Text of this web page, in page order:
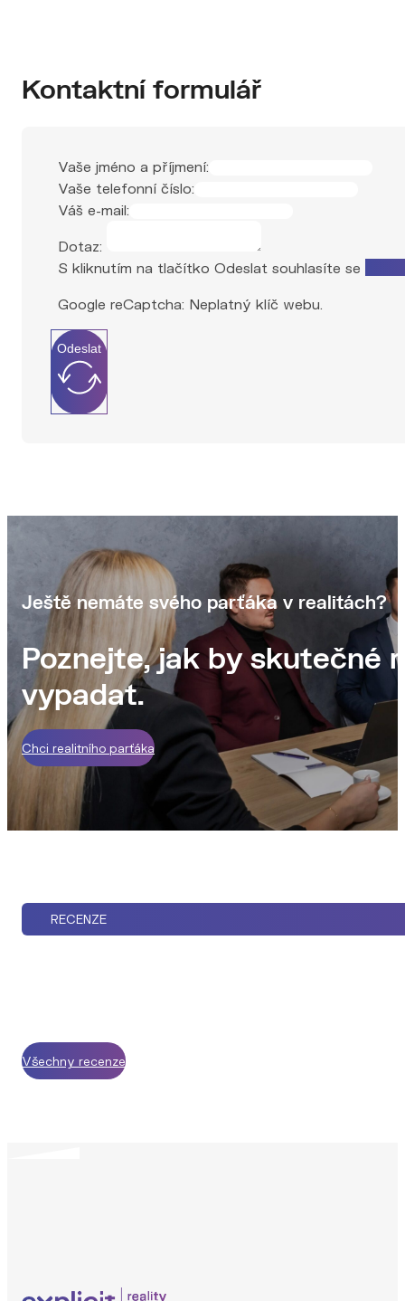
Vaše telefonní číslo:
Váš e-mail:
S kliknutím na tlačítko Odeslat souhlasíte se
Odeslat
Ještě nemáte svého parťáka v realitách?
Poznejte, jak by skutečné
vypadat.
Chci realitního parťáka
Všechny recenze